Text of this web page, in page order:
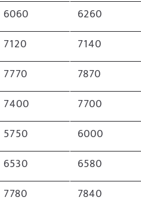
6060 6260
7120 7140
7770 7870
7400 7700
5750 6000
6530 6580
7780 7840